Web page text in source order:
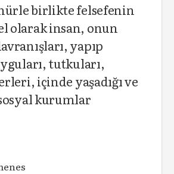
birlikte felsefenin
olarak insan, onun
yapıp
tutkuları,
içinde yaşadığı ve
kurumlar